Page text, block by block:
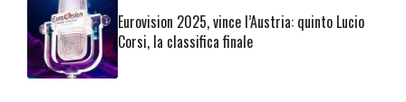
Eurovision 2025, vince l’Austria: quinto Lucio
Corsi, la classifica finale